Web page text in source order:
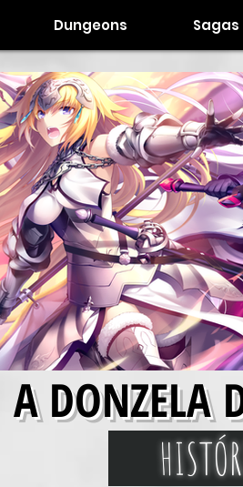
Dungeons Sagas
A DONZELA